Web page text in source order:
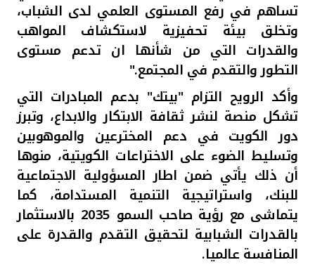
تساهم في رفع المستوى العلمي لدى الشباب،
وتخلق بيئة تحفيزية لاستكشاف المواهب
والقدرات التي من شأنها ان تدعم مستوى
التطور والتقدم في المجتمع."
وأكد الرويح التزام "بيتك" بدعم المبادرات التي
تشكل منصة لنشر ثقافة الابتكار والابداع، وتبرز
دور الكويت في دعم المخترعين والموهوبين
وتسليط الضوء على الاختراعات الكويتية، منوها
أن ذلك يأتي ضمن اطار المسؤولية الاجتماعية
للبنك، واستراتيجية التنمية المستدامة، كما
يتماشى مع رؤية صاحب السمو 2035 بالاستثمار
بالقدرات الشبابية لتحقيق التقدم والقدرة على
المنافسة عالميا.